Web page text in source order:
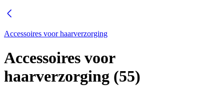
Accessoires voor haarverzorging
Accessoires voor
haarverzorging (55)